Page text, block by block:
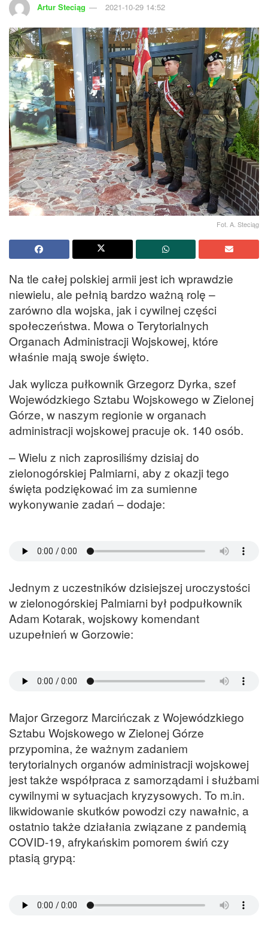
Artur Steciąg 2021-10-29 14:52
Fot. A. Steciąg
Na tle całej polskiej armii jest ich wprawdzie
niewielu, ale pełnią bardzo ważną rolę –
zarówno dla wojska, jak i cywilnej części
społeczeństwa. Mowa o Terytorialnych
Organach Administracji Wojskowej, które
właśnie mają swoje święto.
Jak wylicza pułkownik Grzegorz Dyrka, szef
Wojewódzkiego Sztabu Wojskowego w Zielonej
Górze, w naszym regionie w organach
administracji wojskowej pracuje ok. 140 osób.
– Wielu z nich zaprosiliśmy dzisiaj do
zielonogórskiej Palmiarni, aby z okazji tego
święta podziękować im za sumienne
wykonywanie zadań – dodaje:
Jednym z uczestników dzisiejszej uroczystości
w zielonogórskiej Palmiarni był podpułkownik
Adam Kotarak, wojskowy komendant
uzupełnień w Gorzowie:
Major Grzegorz Marcińczak z Wojewódzkiego
Sztabu Wojskowego w Zielonej Górze
przypomina, że ważnym zadaniem
terytorialnych organów administracji wojskowej
jest także współpraca z samorządami i służbami
cywilnymi w sytuacjach kryzysowych. To m.in.
likwidowanie skutków powodzi czy nawałnic, a
ostatnio także działania związane z pandemią
COVID-19, afrykańskim pomorem świń czy
ptasią grypą: